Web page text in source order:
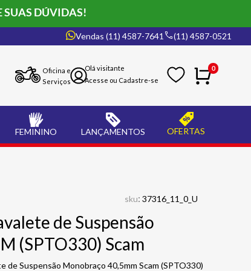
SUAS DÚVIDAS!
Vendas (11) 4587-7641 (11) 4587-0521
Oficina e
Serviços
0
FEMININO LANÇAMENTOS OFERTAS
sku: 37316_11_0_U
de Suspensão
(SPTO330) Scam
de Suspensão Monobraço 40,5mm Scam (SPTO330)